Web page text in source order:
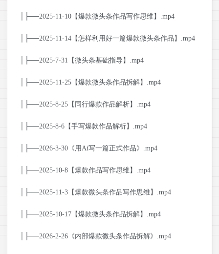
│├──2025-11-10【爆款微头条作品写作思维】.mp4
│├──2025-11-14【怎样利用好一篇爆款微头条作品】.mp4
│├──2025-7-31【微头条基础指导】.mp4
│├──2025-11-25【爆款微头条作品拆解】.mp4
│├──2025-8-25【同行爆款作品解析】.mp4
│├──2025-8-6【手写爆款作品解析】.mp4
│├──2026-3-30《用Ai写一篇正式作品》.mp4
│├──2025-10-8【爆款作品写作思维】.mp4
│├──2025-11-3【爆款微头条作品写作思维】.mp4
│├──2025-10-17【爆款微头条作品拆解】.mp4
│├──2026-2-26《内部爆款微头条作品拆解》.mp4